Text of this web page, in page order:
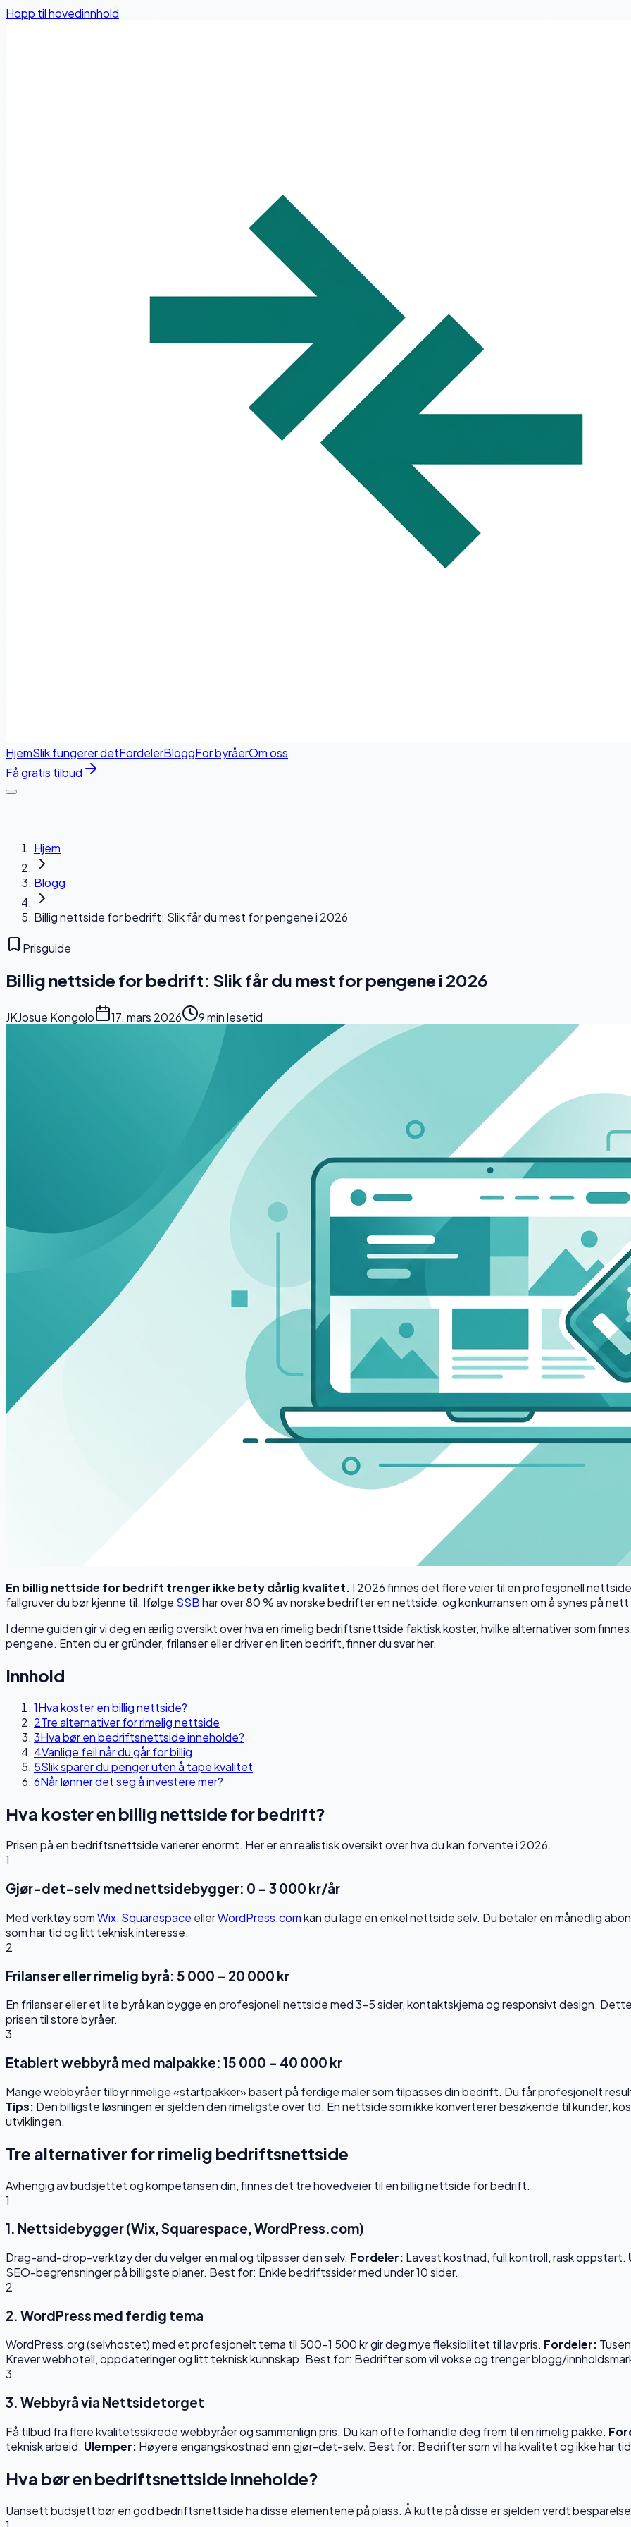
Hopp til hovedinnhold
HjemSlik fungerer detFordelerBloggFor byråerOm oss
Få gratis tilbud
Hjem
Blogg
Billig nettside for bedrift: Slik får du mest for pengene i 2026
Prisguide
Billig nettside for bedrift: Slik får du mest for pengene i 2026
JKJosue Kongolo 17. mars 2026 9 minlesetid
En billig nettside for bedrift trenger ikke bety dårlig kvalitet. I 2026 finnes det flere veier til en profesjonell
fallgruver du bør kjenne til. Ifølge SSBhar over 80 % av norske bedrifter en nettside, og konkurransen om å synes på nett
I denne guiden gir vi deg en ærlig oversikt over hva en rimelig bedriftsnettside faktisk koster, hvilke alternativer som
pengene. Enten du er gründer, frilanser eller driver en liten bedrift, finner du svar her.
Innhold
1Hva koster en billig nettside?
2Tre alternativer for rimelig nettside
3Hva bør en bedriftsnettside inneholde?
4Vanlige feil når du går for billig
5Slik sparer du penger uten å tape kvalitet
6Når lønner det seg å investere mer?
Hva koster en billig nettside for bedrift?
Prisen på en bedriftsnettside varierer enormt. Her er en realistisk oversikt over hva du kan forvente i 2026.
1
Gjør-det-selv med nettsidebygger: 0 – 3 000 kr/år
Med verktøy somWix, Squarespace ellerWordPress.comkan du lage en enkel nettside selv. Du betaler en månedlig
som har tid og litt teknisk interesse.
2
Frilanser eller rimelig byrå: 5 000 – 20 000 kr
En frilanser eller et lite byrå kan bygge en profesjonell nettside med 3–5 sider, kontaktskjema og responsivt design.
prisen til store byråer.
3
Etablert webbyrå med malpakke: 15 000 – 40 000 kr
Mange webbyråer tilbyr rimelige «startpakker» basert på ferdige maler som tilpasses din bedrift. Du får profesjonelt
Tips: Den billigste løsningen er sjelden den rimeligste over tid. En nettside som ikke konverterer besøkende til kunder,
utviklingen.
Tre alternativer for rimelig bedriftsnettside
Avhengig av budsjettet og kompetansen din, finnes det tre hovedveier til en billig nettside for bedrift.
1
1. Nettsidebygger (Wix, Squarespace, WordPress.com)
Drag-and-drop-verktøy der du velger en mal og tilpasser den selv. Fordeler: Lavest kostnad, full kontroll, rask oppstart.
SEO-begrensninger på billigste planer. Best for: Enkle bedriftssider med under 10 sider.
2
2. WordPress med ferdig tema
WordPress.org (selvhostet) med et profesjonelt tema til 500–1 500 kr gir deg mye fleksibilitet til lav pris. Fordeler:
Krever webhotell, oppdateringer og litt teknisk kunnskap. Best for: Bedrifter som vil vokse og trenger blogg/
3
3. Webbyrå via Nettsidetorget
Få tilbud fra flere kvalitetssikrede webbyråer og sammenlign pris. Du kan ofte forhandle deg frem til en rimelig pakke.
teknisk arbeid. Ulemper: Høyere engangskostnad enn gjør-det-selv. Best for: Bedrifter som vil ha kvalitet og ikke har
Hva bør en bedriftsnettside inneholde?
Uansett budsjett bør en god bedriftsnettside ha disse elementene på plass. Å kutte på disse er sjelden verdt